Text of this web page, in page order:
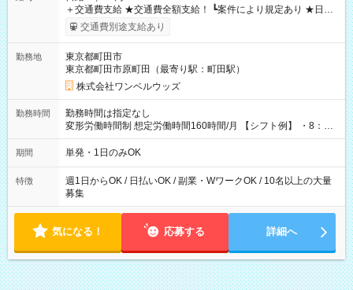
＋交通費支給 ★交通費全額支給！ ┗案件により規定あり ★日払
いOK！（規定あり） ┗働いたその日に現金GET♪ お仕事後はコ
ンビニATMから 日払い分を引き落とせます！ 【試用期間】試
交通費別途支給あり
勤務地
東京都町田市
東京都町田市原町田（最寄り駅：町田駅）
株式会社ワンベルウッズ
勤務時間
勤務時間は指定なし
変形労働時間制 想定労働時間160時間/月 【シフト例】 ・8：00
～21：00
期間 単発・1日のみOK
特徴
週1日からOK / 日払いOK / 副業・WワークOK / 10名以上の大量
募集
気になる！ 応募する 詳細へ